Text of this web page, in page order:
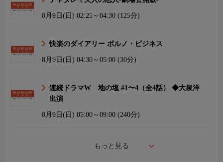
8月9日(日)02:25～04:30 (125分)
快楽のダイアリー ポルノ・ビジネス
8月9日(日)04:30～05:00 (30分)
連続ドラマW 地の塩 #1〜4（全4話） ◆大泉洋
出演
8月9日(日)05:00～09:00 (240分)
もっと見る